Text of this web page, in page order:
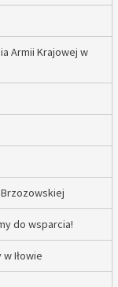
Armii Krajowej w
do wsparcia!
Iłowie